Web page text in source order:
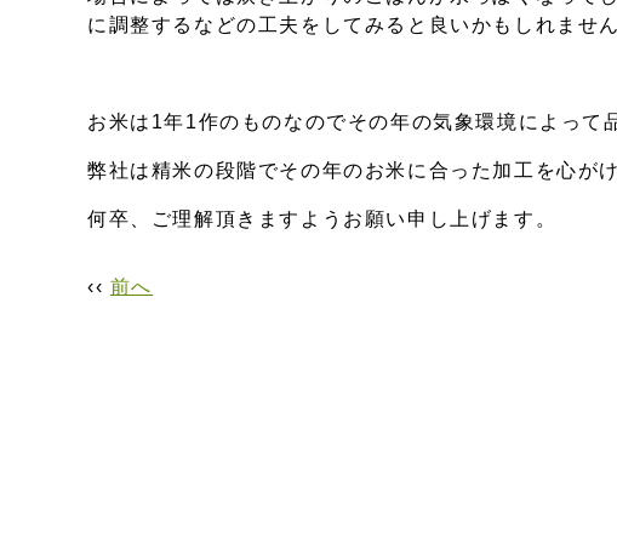
に調整するなどの工夫をしてみると良いかもしれません
お米は1年1作のものなのでその年の気象環境によって
弊社は精米の段階でその年のお米に合った加工を心が
何卒、ご理解頂きますようお願い申し上げます。
‹‹ 前へ